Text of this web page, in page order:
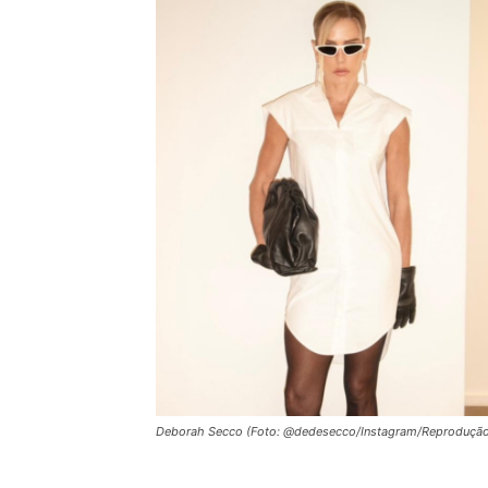
Deborah Secco (Foto: @dedesecco/Instagram/